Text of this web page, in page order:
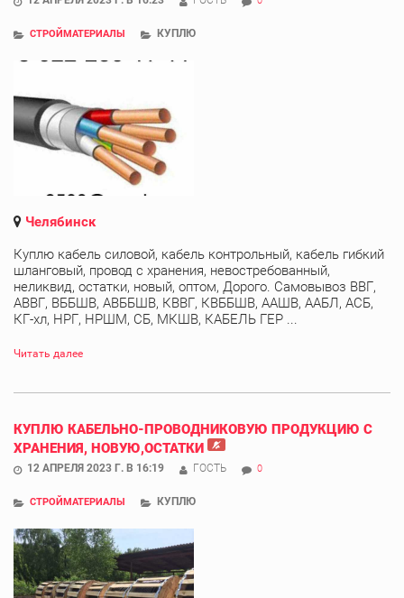
СТРОЙМАТЕРИАЛЫ КУПЛЮ
Челябинск
Куплю кабель силовой, кабель контрольный, кабель гибкий
шланговый, провод с хранения, невостребованный,
неликвид, остатки, новый, оптом, Дорого. Самовывоз ВВГ,
АВВГ, ВББШВ, АВББШВ, КВВГ, КВББШВ, ААШВ, ААБЛ, АСБ,
КГ-хл, НРГ, НРШМ, СБ, МКШВ, КАБЕЛЬ ГЕР ...
Читать далее
КУПЛЮ КАБЕЛЬНО-ПРОВОДНИКОВУЮ ПРОДУКЦИЮ С
ХРАНЕНИЯ, НОВУЮ,ОСТАТКИ
12 АПРЕЛЯ 2023 Г. В 16:19 ГОСТЬ 0
СТРОЙМАТЕРИАЛЫ КУПЛЮ